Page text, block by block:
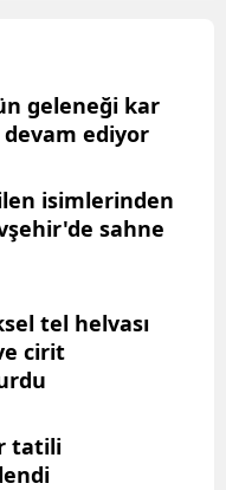
geleneği kar
ediyor
isimlerinden
sahne
tel helvası
cirit
tatili